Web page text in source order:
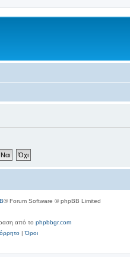
® Forum Software © phpBB Limited
από το phpbbgr.com
|Όροι